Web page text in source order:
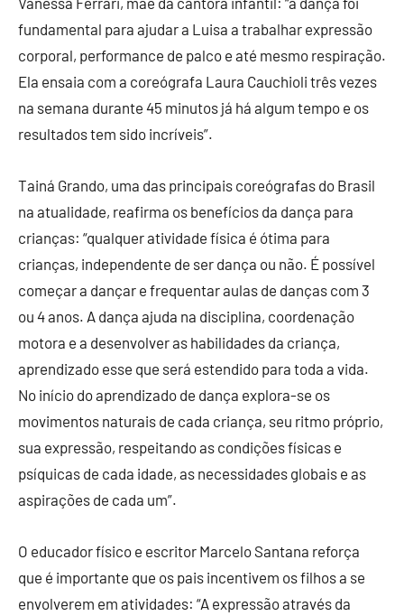
fundamental para ajudar a Luisa a trabalhar expressão
corporal, performance de palco e até mesmo respiração.
Ela ensaia com a coreógrafa Laura Cauchioli três vezes
na semana durante 45 minutos já há algum tempo e os
resultados tem sido incríveis”.
Tainá Grando, uma das principais coreógrafas do Brasil
na atualidade, reafirma os benefícios da dança para
crianças: “qualquer atividade física é ótima para
crianças, independente de ser dança ou não. É possível
começar a dançar e frequentar aulas de danças com 3
ou 4 anos. A dança ajuda na disciplina, coordenação
motora e a desenvolver as habilidades da criança,
aprendizado esse que será estendido para toda a vida.
No início do aprendizado de dança explora-se os
movimentos naturais de cada criança, seu ritmo próprio,
sua expressão, respeitando as condições físicas e
psíquicas de cada idade, as necessidades globais e as
aspirações de cada um”.
O educador físico e escritor Marcelo Santana reforça
que é importante que os pais incentivem os filhos a se
envolverem em atividades: “A expressão através da